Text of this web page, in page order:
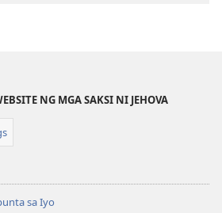
NG MGA SAKSI NI JEHOVA
sa Iyo